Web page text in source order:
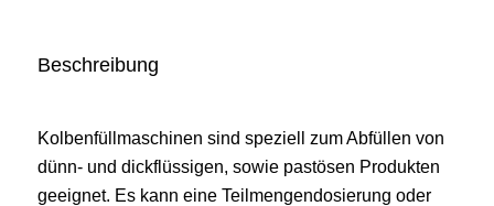
Beschreibung
Kolbenfüllmaschinen sind speziell zum Abfüllen von
dünn- und dickflüssigen, sowie pastösen Produkten
geeignet. Es kann eine Teilmengendosierung oder